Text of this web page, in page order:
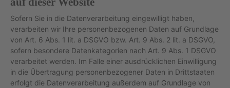
Sofern Sie in die Datenverarbeitung eingewilligt haben,
verarbeiten wir Ihre personenbezogenen Daten auf Grundlage
von Art. 6 Abs. 1 lit. a DSGVO bzw. Art. 9 Abs. 2 lit. a DSGVO,
sofern besondere Datenkategorien nach Art. 9 Abs. 1 DSGVO
verarbeitet werden. Im Falle einer ausdrücklichen Einwilligung
in die Übertragung personenbezogener Daten in Drittstaaten
erfolgt die Datenverarbeitung außerdem auf Grundlage von